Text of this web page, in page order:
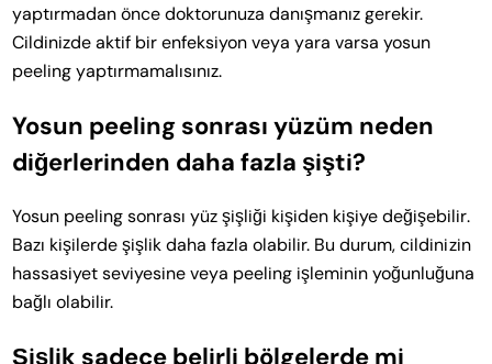
yaptırmadan önce doktorunuza danışmanız gerekir.
Cildinizde aktif bir enfeksiyon veya yara varsa yosun
peeling yaptırmamalısınız.
Yosun peeling sonrası yüzüm neden
diğerlerinden daha fazla şişti?
Yosun peeling sonrası yüz şişliği kişiden kişiye değişebilir.
Bazı kişilerde şişlik daha fazla olabilir. Bu durum, cildinizin
hassasiyet seviyesine veya peeling işleminin yoğunluğuna
bağlı olabilir.
Şişlik sadece belirli bölgelerde mi